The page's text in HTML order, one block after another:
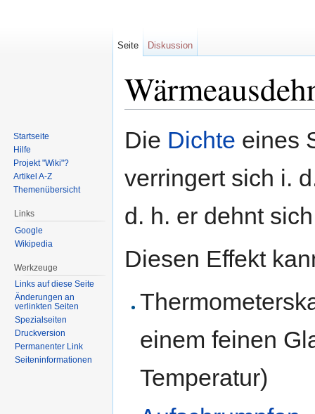
Die Dichte eines
verringert sich i.
d. h. er dehnt
Diesen Effekt
einem feinen
Temperatur)
Seite Diskussion
Startseite
Hilfe
Projekt "Wiki"?
Artikel A-Z
Themenübersicht
Links
Google
Wikipedia
Werkzeuge
Links auf diese Seite
Änderungen an
verlinkten Seiten
Spezialseiten
Druckversion
Permanenter Link
Seiten­informationen